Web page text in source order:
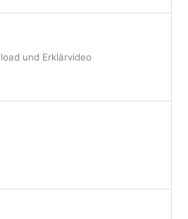
und Erklärvideo